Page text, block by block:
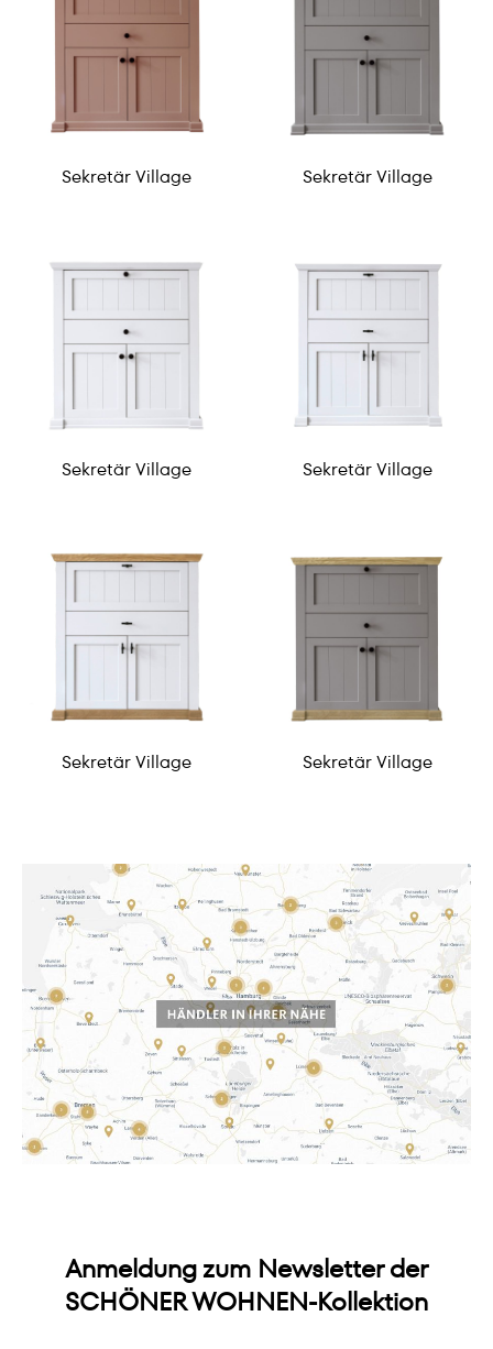
Sekretär Village Sekretär Village
Sekretär Village Sekretär Village
Sekretär Village Sekretär Village
Anmeldung zum Newsletter der
SCHÖNER WOHNEN-Kollektion